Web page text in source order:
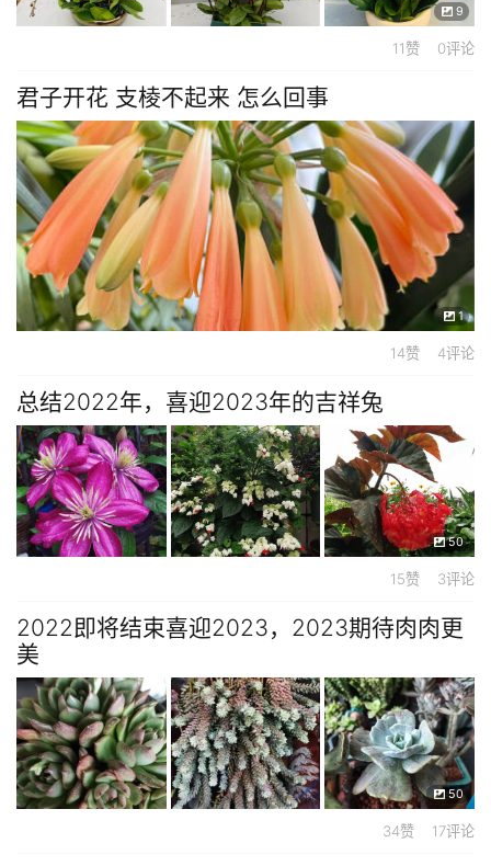
9
11赞 0评论
君子开花 支棱不起来 怎么回事
1
14赞 4评论
总结2022年，喜迎2023年的吉祥兔
50
15赞 3评论
2022即将结束喜迎2023，2023期待肉肉更
美
50
34赞 17评论